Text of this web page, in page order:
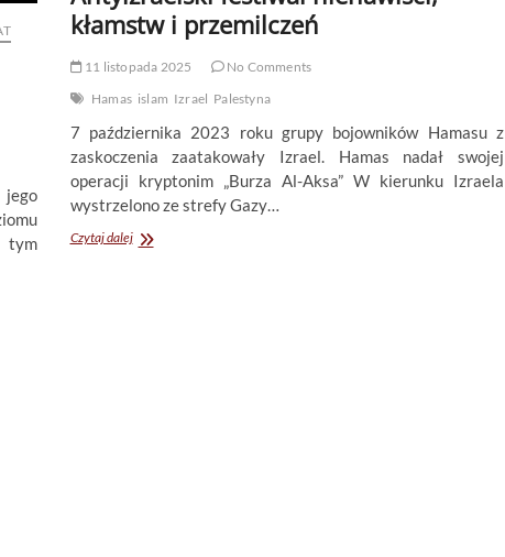
tym
kłamstw i przemilczeń
11 listopada 2025
No Comments
Hamas islam Izrael Palestyna
7 października 2023 roku grupy bojowników Hamasu z
zaskoczenia zaatakowały Izrael. Hamas nadał swojej
operacji kryptonim „Burza Al-Aksa” W kierunku Izraela
wystrzelono ze strefy Gazy…
Czytaj dalejAntyizraelski